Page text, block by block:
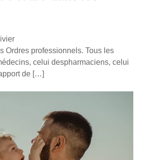
Ordres professionnels. Tous les
celui despharmaciens, celui
de […]